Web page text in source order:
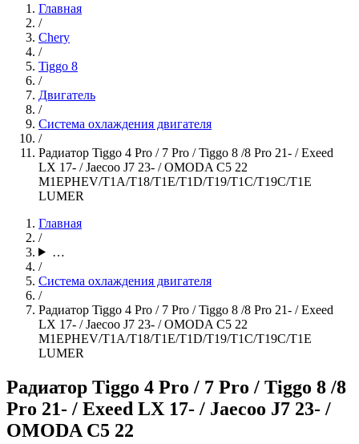
Главная
/
Chery
/
Tiggo 8
/
Двигатель
/
Система охлаждения двигателя
/
Радиатор Tiggo 4 Pro / 7 Pro / Tiggo 8 /8 Pro 21- / Exeed
LX 17- / Jaecoo J7 23- / OMODA C5 22
M1EPHEV/T1A/T18/T1E/T1D/T19/T1C/T19C/T1E
LUMER
Главная
/
…
/
Система охлаждения двигателя
/
Радиатор Tiggo 4 Pro / 7 Pro / Tiggo 8 /8 Pro 21- / Exeed
LX 17- / Jaecoo J7 23- / OMODA C5 22
M1EPHEV/T1A/T18/T1E/T1D/T19/T1C/T19C/T1E
LUMER
Радиатор Tiggo 4 Pro / 7 Pro / Tiggo 8 /8
Pro 21- / Exeed LX 17- / Jaecoo J7 23- /
OMODA C5 22